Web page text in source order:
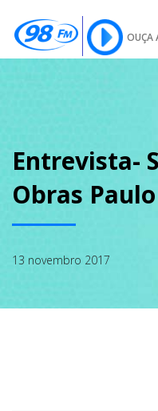
OUÇA
SOBRE
Entrevista-
Obras
13 novembro 2017